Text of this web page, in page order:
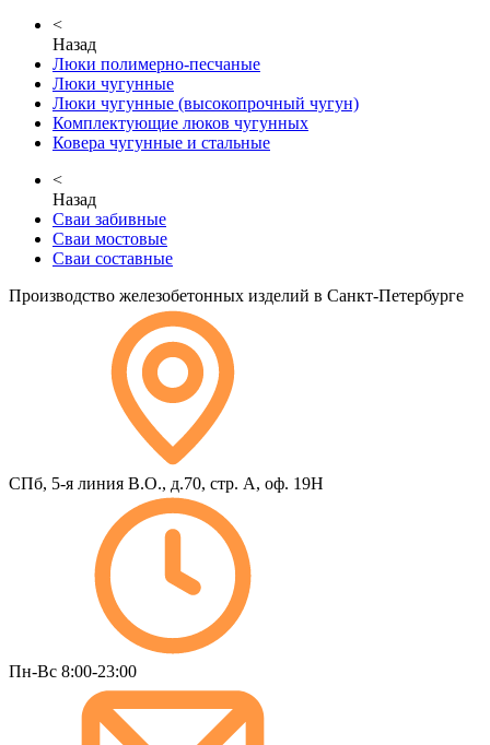
<
Назад
Люки полимерно-песчаные
Люки чугунные
Люки чугунные (высокопрочный чугун)
Комплектующие люков чугунных
Ковера чугунные и стальные
<
Назад
Сваи забивные
Сваи мостовые
Сваи составные
Производство железобетонных изделий в Санкт-Петербурге
СПб, 5-я линия В.О., д.70, стр. А, оф. 19Н
Пн-Вс 8:00-23:00